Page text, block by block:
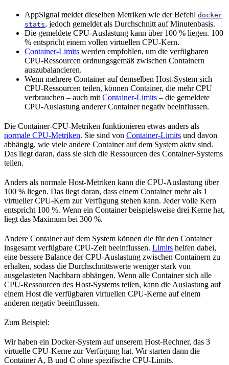
AppSignal meldet dieselben Metriken wie der Befehl docker
stats, jedoch gemeldet als Durchschnitt auf Minutenbasis.
Die gemeldete CPU-Auslastung kann über 100 % liegen. 100
% entspricht einem vollen virtuellen CPU-Kern.
Container-Limits werden empfohlen, um die verfügbaren
CPU-Ressourcen ordnungsgemäß zwischen Containern
auszubalancieren.
Wenn mehrere Container auf demselben Host-System sich
CPU-Ressourcen teilen, können Container, die mehr CPU
verbrauchen – auch mit Container-Limits – die gemeldete
CPU-Auslastung anderer Container negativ beeinflussen.
Die Container-CPU-Metriken funktionieren etwas anders als
normale CPU-Metriken. Sie sind von Container-Limits und davon
abhängig, wie viele andere Container auf dem System aktiv sind.
Das liegt daran, dass sie sich die Ressourcen des Container-Systems
teilen.
Anders als normale Host-Metriken kann die CPU-Auslastung über
100 % liegen. Das liegt daran, dass einem Container mehr als 1
virtueller CPU-Kern zur Verfügung stehen kann. Jeder volle Kern
entspricht 100 %. Wenn ein Container beispielsweise drei Kerne hat,
liegt das Maximum bei 300 %.
Andere Container auf dem System können die für den Container
insgesamt verfügbare CPU-Zeit beeinflussen. Limits helfen dabei,
eine bessere Balance der CPU-Auslastung zwischen Containern zu
erhalten, sodass die Durchschnittswerte weniger stark von
ausgelasteten Nachbarn abhängen. Wenn alle Container sich alle
CPU-Ressourcen des Host-Systems teilen, kann die Auslastung auf
einem Host die verfügbaren virtuellen CPU-Kerne auf einem
anderen negativ beeinflussen.
Zum Beispiel:
Wir haben ein Docker-System auf unserem Host-Rechner, das 3
virtuelle CPU-Kerne zur Verfügung hat. Wir starten dann die
Container A, B und C ohne spezifische CPU-Limits.